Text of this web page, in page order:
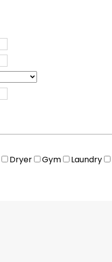
Dryer Gym Laundry